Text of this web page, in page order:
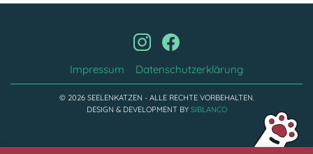
Impressum Datenschutzerklärung
© 2026 SEELENKATZEN - ALLE RECHTE VORBEHALTEN.
DESIGN & DEVELOPMENT BY SIBLANCO